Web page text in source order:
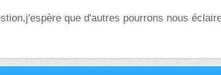
que d'autres pourrons nous